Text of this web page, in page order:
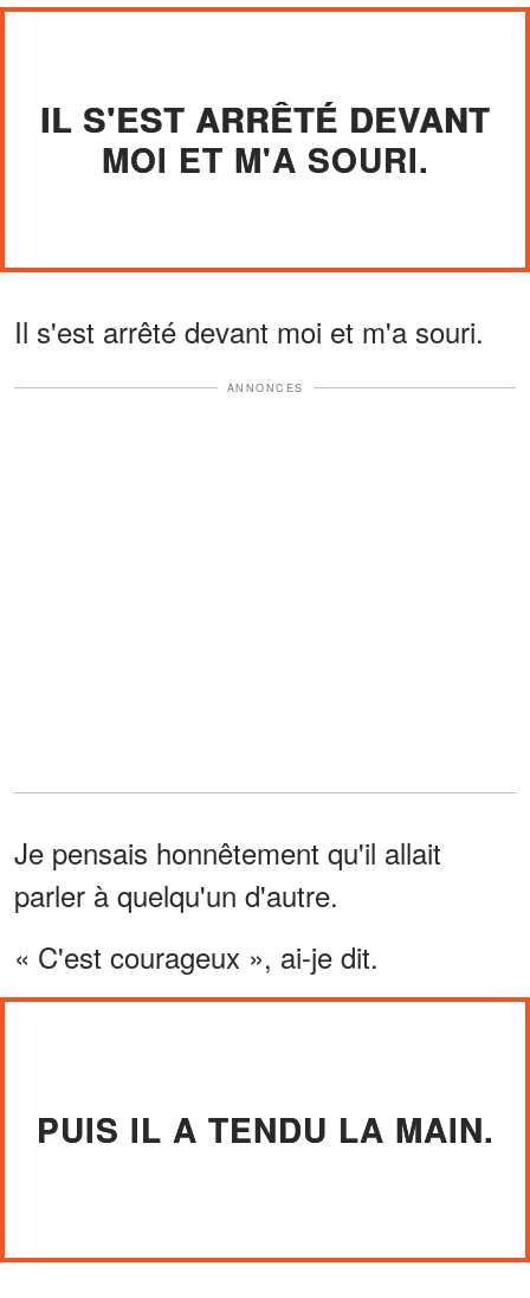
IL S'EST ARRÊTÉ DEVANT
MOI ET M'A SOURI.
Il s'est arrêté devant moi et m'a souri.
ANNONCES
Je pensais honnêtement qu'il allait
parler à quelqu'un d'autre.
« C'est courageux », ai-je dit.
PUIS IL A TENDU LA MAIN.